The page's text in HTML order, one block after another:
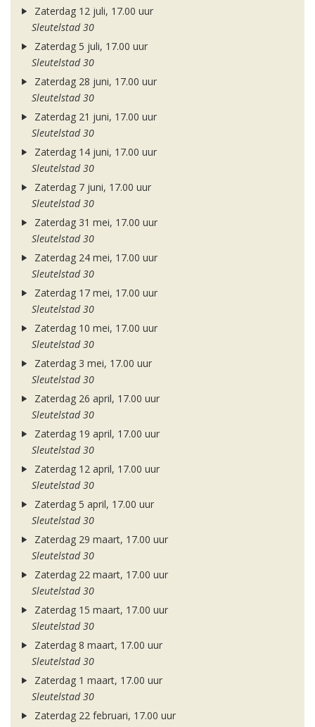
Zaterdag 12 juli, 17.00 uur
Sleutelstad 30
Zaterdag 5 juli, 17.00 uur
Sleutelstad 30
Zaterdag 28 juni, 17.00 uur
Sleutelstad 30
Zaterdag 21 juni, 17.00 uur
Sleutelstad 30
Zaterdag 14 juni, 17.00 uur
Sleutelstad 30
Zaterdag 7 juni, 17.00 uur
Sleutelstad 30
Zaterdag 31 mei, 17.00 uur
Sleutelstad 30
Zaterdag 24 mei, 17.00 uur
Sleutelstad 30
Zaterdag 17 mei, 17.00 uur
Sleutelstad 30
Zaterdag 10 mei, 17.00 uur
Sleutelstad 30
Zaterdag 3 mei, 17.00 uur
Sleutelstad 30
Zaterdag 26 april, 17.00 uur
Sleutelstad 30
Zaterdag 19 april, 17.00 uur
Sleutelstad 30
Zaterdag 12 april, 17.00 uur
Sleutelstad 30
Zaterdag 5 april, 17.00 uur
Sleutelstad 30
Zaterdag 29 maart, 17.00 uur
Sleutelstad 30
Zaterdag 22 maart, 17.00 uur
Sleutelstad 30
Zaterdag 15 maart, 17.00 uur
Sleutelstad 30
Zaterdag 8 maart, 17.00 uur
Sleutelstad 30
Zaterdag 1 maart, 17.00 uur
Sleutelstad 30
Zaterdag 22 februari, 17.00 uur